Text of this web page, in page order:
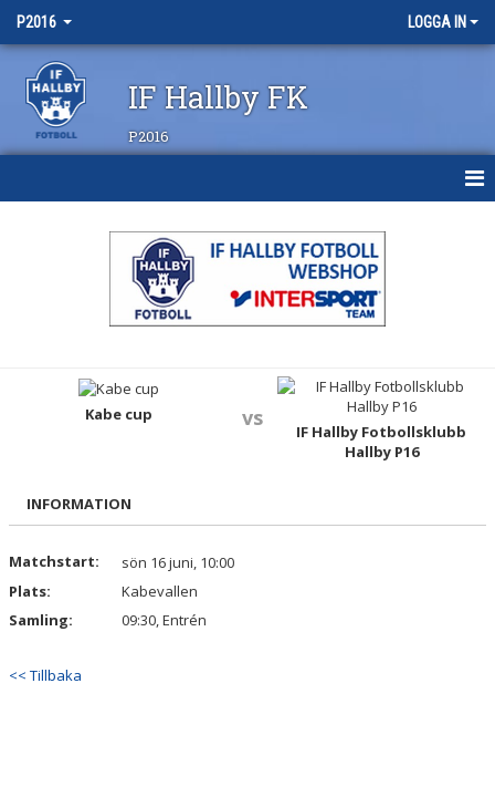
P2016 LOGGA IN
IF Hallby FK
P2016
DOKUMENT
KONTAKT
Kabe cup vs
IF Hallby Fotbollsklubb
Hallby P16
INFORMATION
Matchstart:
sön 16 juni, 10:00
Plats:
Kabevallen
Samling:
09:30, Entrén
<< Tillbaka